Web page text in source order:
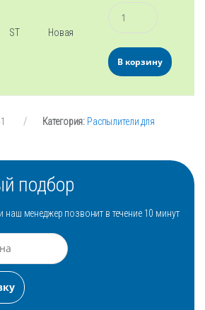
ST Новая
Количество
В корзину
Категория: Распылители для
подбор
наш менеджер позвонит в течение 10 минут